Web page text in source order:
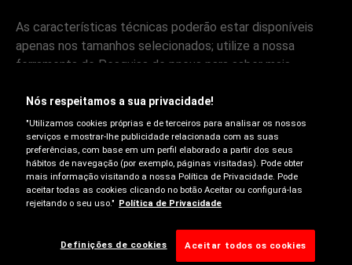
As características técnicas poderão estar disponíveis
apenas nos tamanhos selecionados; utilize a nossa
ferramenta de Pesquisa de pneus para saber mais.
Verão
Nós respeitamos a sua privacidade!
"Utilizamos cookies próprias e de terceiros para analisar os nossos
serviços e mostrar-lhe publicidade relacionada com as suas
preferências, com base em um perfil elaborado a partir dos seus
hábitos de navegação (por exemplo, páginas visitadas). Pode obter
mais informação visitando a nossa Política de Privacidade. Pode
aceitar todas as cookies clicando no botão Aceitar ou configurá-las
rejeitando o seu uso." Política de Privacidade
Definições de cookies Aceitar todos os cookies